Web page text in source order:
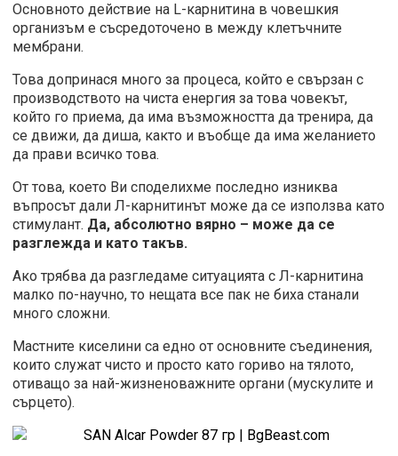
Основното действие на L-карнитина в човешкия
организъм е съсредоточено в между клетъчните
мембрани.
Това допринася много за процеса, който е свързан с
производството на чиста енергия за това човекът,
който го приема, да има възможността да тренира, да
се движи, да диша, както и въобще да има желанието
да прави всичко това.
От това, което Ви споделихме последно изниква
въпросът дали Л-карнитинът може да се използва като
стимулант. Да, абсолютно вярно – може да се
разглежда и като такъв.
Ако трябва да разгледаме ситуацията с Л-карнитина
малко по-научно, то нещата все пак не биха станали
много сложни.
Мастните киселини са едно от основните съединения,
които служат чисто и просто като гориво на тялото,
отиващо за най-жизненоважните органи (мускулите и
сърцето).